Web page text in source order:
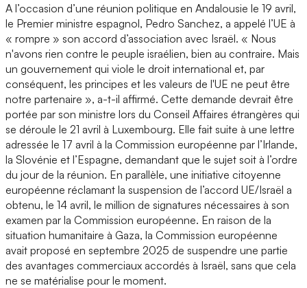
A l’occasion d’une réunion politique en Andalousie le 19 avril,
le Premier ministre espagnol, Pedro Sanchez, a appelé l’UE à
« rompre » son accord d’association avec Israël. « Nous
n'avons rien contre le peuple israélien, bien au contraire. Mais
un gouvernement qui viole le droit international et, par
conséquent, les principes et les valeurs de l'UE ne peut être
notre partenaire », a-t-il affirmé. Cette demande devrait être
portée par son ministre lors du Conseil Affaires étrangères qui
se déroule le 21 avril à Luxembourg. Elle fait suite à une lettre
adressée le 17 avril à la Commission européenne par l’Irlande,
la Slovénie et l’Espagne, demandant que le sujet soit à l’ordre
du jour de la réunion. En parallèle, une initiative citoyenne
européenne réclamant la suspension de l’accord UE/Israël a
obtenu, le 14 avril, le million de signatures nécessaires à son
examen par la Commission européenne. En raison de la
situation humanitaire à Gaza, la Commission européenne
avait proposé en septembre 2025 de suspendre une partie
des avantages commerciaux accordés à Israël, sans que cela
ne se matérialise pour le moment.